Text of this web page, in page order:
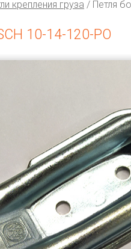
крепления груза / Петля
10-14-120-PO